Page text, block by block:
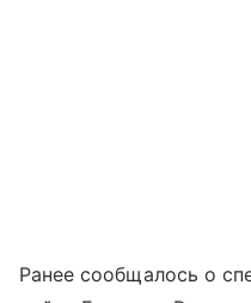
Ранее сообщалось о